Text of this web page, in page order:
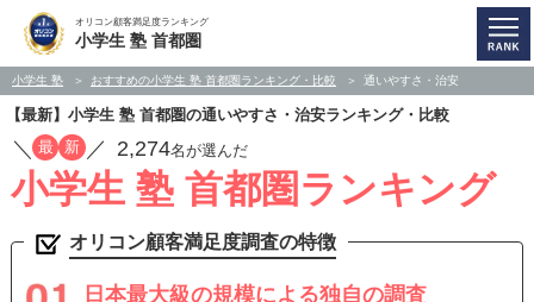
オリコン顧客満足度ランキング
小学生 塾 首都圏
小学生 塾 おすすめの小学生 塾 首都圏ランキング・比較 通いやすさ・治安
【最新】小学生 塾 首都圏の通いやすさ・治安ランキング・比較
／ 最 新 ／ 2,274名が選んだ
小学生 塾 首都圏ランキング
オリコン顧客満足度調査の特徴
日本最大級の規模による独自の調査